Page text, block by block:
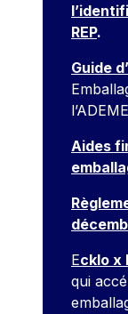
REP.
Guide
Aides
Ecklo x
qui